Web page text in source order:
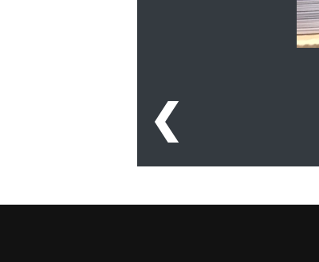
❮